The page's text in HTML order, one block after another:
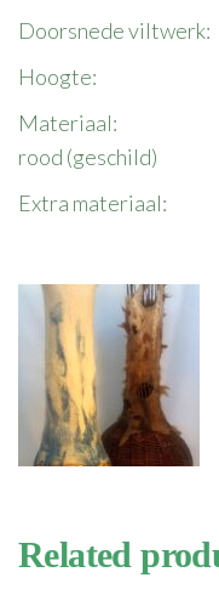
Doorsnede
Hoogte:
Materiaal:
rood (geschild)
Extra
Related